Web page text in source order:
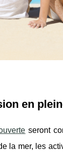
en
seront
la mer, les